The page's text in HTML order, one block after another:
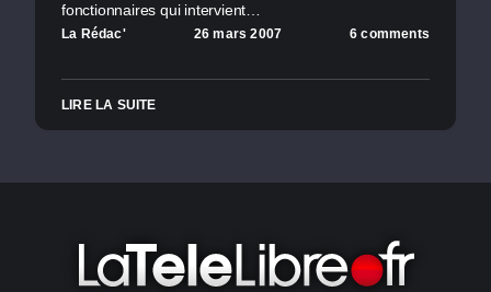
fonctionnaires qui intervient…
La Rédac' 26 mars 2007 6 comments
LIRE LA SUITE